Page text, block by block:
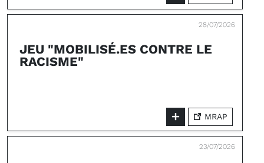
28/07/2026
JEU "MOBILISÉ.ES CONTRE LE
RACISME"
MRAP
23/07/2026